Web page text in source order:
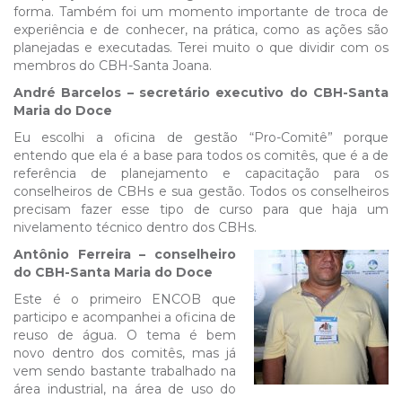
forma. Também foi um momento importante de troca de
experiência e de conhecer, na prática, como as ações são
planejadas e executadas. Terei muito o que dividir com os
membros do CBH-Santa Joana.
André Barcelos – secretário executivo do CBH-Santa
Maria do Doce
Eu escolhi a oficina de gestão “Pro-Comitê” porque
entendo que ela é a base para todos os comitês, que é a de
referência de planejamento e capacitação para os
conselheiros de CBHs e sua gestão. Todos os conselheiros
precisam fazer esse tipo de curso para que haja um
nivelamento técnico dentro dos CBHs.
Antônio Ferreira – conselheiro
do CBH-Santa Maria do Doce
Este é o primeiro ENCOB que
participo e acompanhei a oficina de
reuso de água. O tema é bem
novo dentro dos comitês, mas já
vem sendo bastante trabalhado na
área industrial, na área de uso do